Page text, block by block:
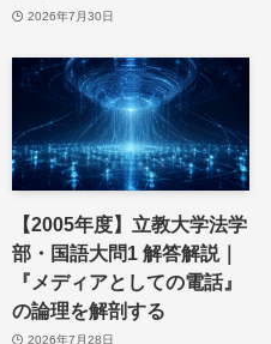
2026年7月30日
【2005年度】立教大学法学
部・国語大問1 解答解説｜
『メディアとしての電話』
の論理を解剖する
2026年7月28日